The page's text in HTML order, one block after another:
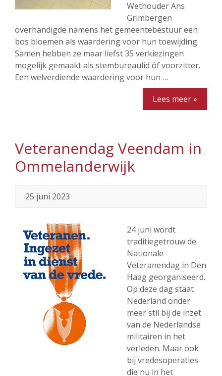
Wethouder Ans
Grimbergen
overhandigde namens het gemeentebestuur een
bos bloemen als waardering voor hun toewijding.
Samen hebben ze maar liefst 35 verkiezingen
mogelijk gemaakt als stembureaulid óf voorzitter.
Een welverdiende waardering voor hun …
Lees meer »
Veteranendag Veendam in
Ommelanderwijk
25 juni 2023
24 juni wordt
traditiegetrouw de
Nationale
Veteranendag in Den
Haag georganiseerd.
Op deze dag staat
Nederland onder
meer stil bij de inzet
van de Nederlandse
militairen in het
verleden. Maar ook
bij vredesoperaties
die nu in het